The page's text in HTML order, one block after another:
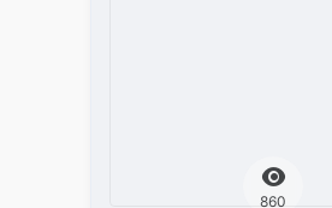
860